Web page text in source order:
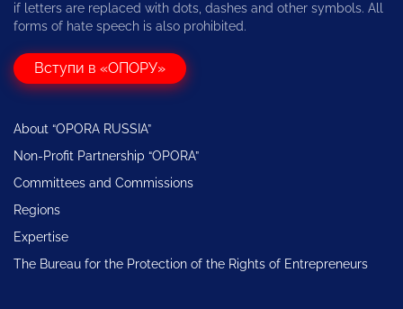
if letters are replaced with dots, dashes and other symbols. All
forms of hate speech is also prohibited.
Вступи в «ОПОРУ»
About “OPORA RUSSIA”
Non-Profit Partnership “OPORA”
Committees and Commissions
Regions
Expertise
The Bureau for the Protection of the Rights of Entrepreneurs